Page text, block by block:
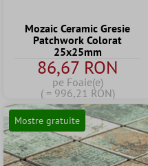
Mozaic Ceramic Gresie
Patchwork Colorat
25x25mm
86,67 RON
pe Foaie(e)
( = 996,21 RON)
Mostre gratuite